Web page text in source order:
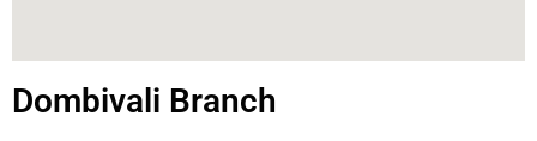
Dombivali Branch